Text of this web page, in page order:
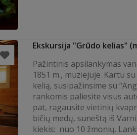
Ekskursija "Grūdo kelias"
Pažintinis apsilankymas
1851 m., muziejuje. Kartu
kelią, susipažinsime su
rankomis paliesite visus
pat, ragausite vietinių
bičių medų, suneštą iš
kiekis: nuo 10 žmonių.